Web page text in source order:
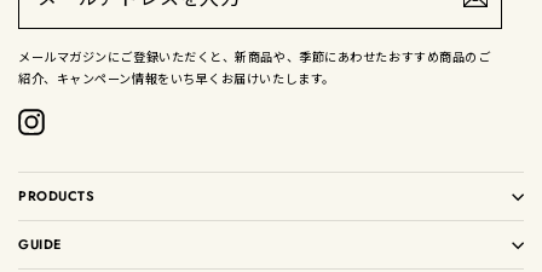
ア
レ
ス
入
力
メールマガジンにご登録いただくと、新商品や、季節にあわせたおすすめ商品のご
紹介、キャンペーン情報をいち早くお届けいたします。
PRODUCTS
GUIDE